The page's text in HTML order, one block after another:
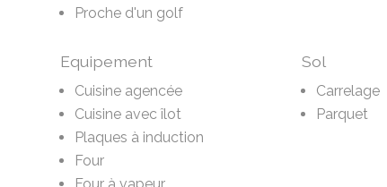
Proche d'un golf
Equipement
Cuisine agencée
Cuisine avec îlot
Plaques à induction
Four
Sol
Carrelage
Parquet